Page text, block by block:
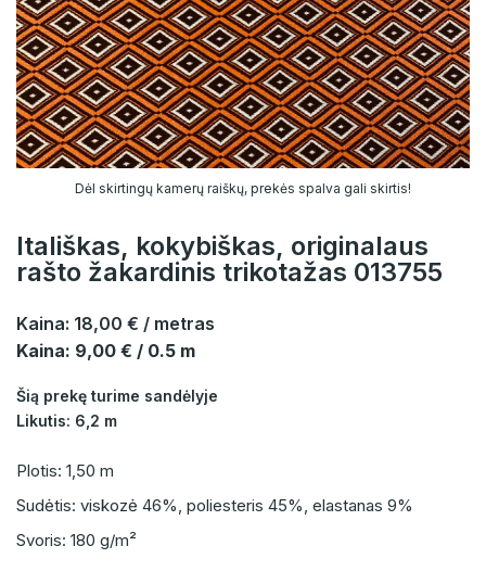
Dėl skirtingų kamerų raiškų, prekės spalva gali skirtis!
Itališkas, kokybiškas, originalaus
rašto žakardinis trikotažas 013755
Kaina: 18,00 € / metras
Kaina: 9,00 € / 0.5 m
Šią prekę turime sandėlyje
Likutis: 6,2 m
Plotis: 1,50 m
Sudėtis: viskozė 46%, poliesteris 45%, elastanas 9%
Svoris: 180 g/m²